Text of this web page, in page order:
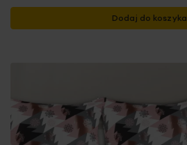
Dodaj do koszyka